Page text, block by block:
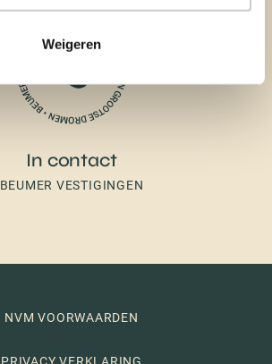
Weigeren
In contact
BEUMER VESTIGINGEN
NVM VOORWAARDEN